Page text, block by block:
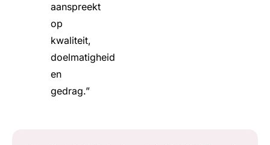
aanspreekt
op
kwaliteit,
doelmatigheid
en
gedrag.”